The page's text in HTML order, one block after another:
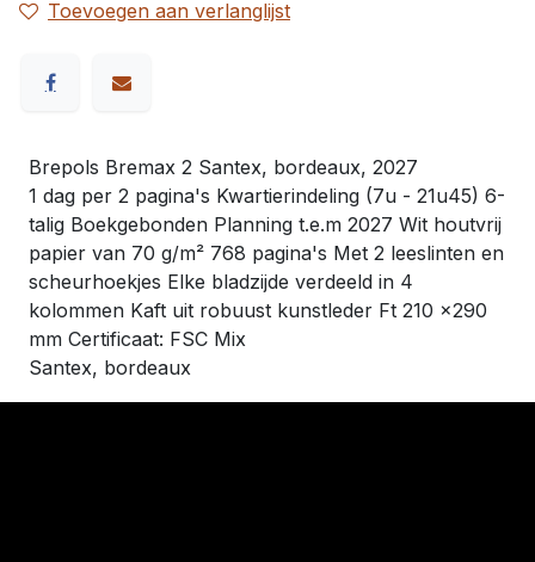
Toevoegen aan verlanglijst
Brepols Bremax 2 Santex, bordeaux, 2027
1 dag per 2 pagina's Kwartierindeling (7u - 21u45) 6-
talig Boekgebonden Planning t.e.m 2027 Wit houtvrij
papier van 70 g/m² 768 pagina's Met 2 leeslinten en
scheurhoekjes Elke bladzijde verdeeld in 4
kolommen Kaft uit robuust kunstleder Ft 210 x290
mm Certificaat: FSC Mix
Santex, bordeaux